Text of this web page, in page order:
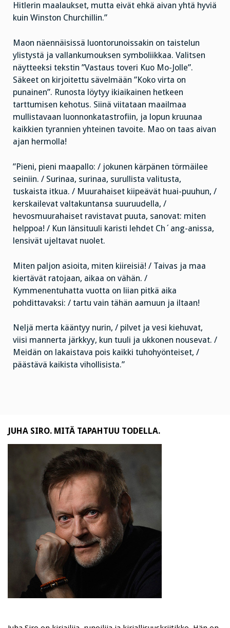
Hitlerin maalaukset, mutta eivät ehkä aivan yhtä hyviä
kuin Winston Churchillin.”
Maon näennäisissä luontorunoissakin on taistelun
ylistystä ja vallankumouksen symboliikkaa. Valitsen
näytteeksi tekstin ”Vastaus toveri Kuo Mo-Jolle”.
Säkeet on kirjoitettu sävelmään ”Koko virta on
punainen”. Runosta löytyy ikiaikainen hetkeen
tarttumisen kehotus. Siinä viitataan maailmaa
mullistavaan luonnonkatastrofiin, ja lopun kruunaa
kaikkien tyrannien yhteinen tavoite. Mao on taas aivan
ajan hermolla!
”Pieni, pieni maapallo: / jokunen kärpänen törmäilee
seiniin. / Surinaa, surinaa, surullista valitusta,
tuskaista itkua. / Muurahaiset kiipeävät huai-puuhun, /
kerskailevat valtakuntansa suuruudella, /
hevosmuurahaiset ravistavat puuta, sanovat: miten
helppoa! / Kun länsituuli karisti lehdet Ch´ang-anissa,
lensivät ujeltavat nuolet.
Miten paljon asioita, miten kiireisiä! / Taivas ja maa
kiertävät ratojaan, aikaa on vähän. /
Kymmenentuhatta vuotta on liian pitkä aika
pohdittavaksi: / tartu vain tähän aamuun ja iltaan!
Neljä merta kääntyy nurin, / pilvet ja vesi kiehuvat,
viisi mannerta järkkyy, kun tuuli ja ukkonen nousevat. /
Meidän on lakaistava pois kaikki tuhohyönteiset, /
päästävä kaikista vihollisista.”
JUHA SIRO. MITÄ TAPAHTUU TODELLA.